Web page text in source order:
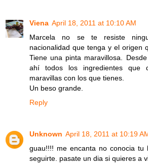
Viena April 18, 2011 at 10:10 AM
Marcela no se te resiste
nacionalidad que tenga y el origen
Tiene una pinta maravillosa.
ahí todos los ingredientes que
maravillas con los que tienes.
Un beso grande.
Reply
Unknown April 18, 2011 at 10:19
guau!!!! me encanta no conocia tu
seguirte. pasate un dia si quieres a